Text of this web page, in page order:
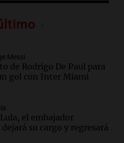
Messi
de Rodrigo De Paul para
gol con Inter Miami
el embajador
su cargo y regresará